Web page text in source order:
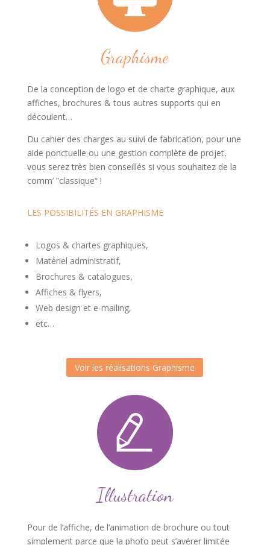
Graphisme
De la conception de logo et de charte graphique, aux
affiches, brochures & tous autres supports qui en
découlent…
Du cahier des charges au suivi de fabrication, pour une
aide ponctuelle ou une gestion complète de projet,
vous serez très bien conseillés si vous souhaitez de la
comm’ ”classique“ !
LES POSSIBILITÉS EN GRAPHISME
Logos & chartes graphiques,
Matériel administratif,
Brochures & catalogues,
Affiches & flyers,
Web design et e-mailing,
etc…
Voir les réalisations Graphisme
Illustration
Pour de l’affiche, de l’animation de brochure ou tout
simplement parce que la photo peut s’avérer limitée